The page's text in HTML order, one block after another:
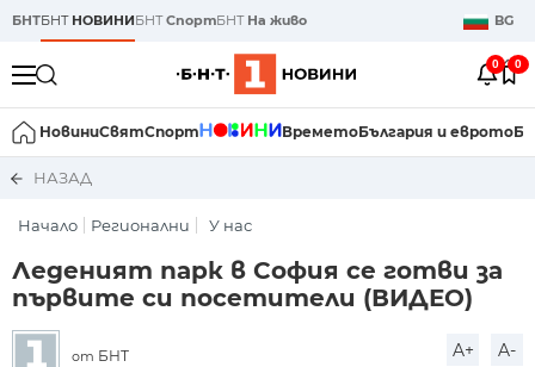
БНТБНТ НОВИНИБНТСпортБНТ На живо BG
0 0
НовиниСвятСпорт ВреметоБългария и еврото
НАЗАД
Начало Регионални У нас
Леденият парк в София се готви за
първите си посетители (ВИДЕО)
от БНТ A+ A-